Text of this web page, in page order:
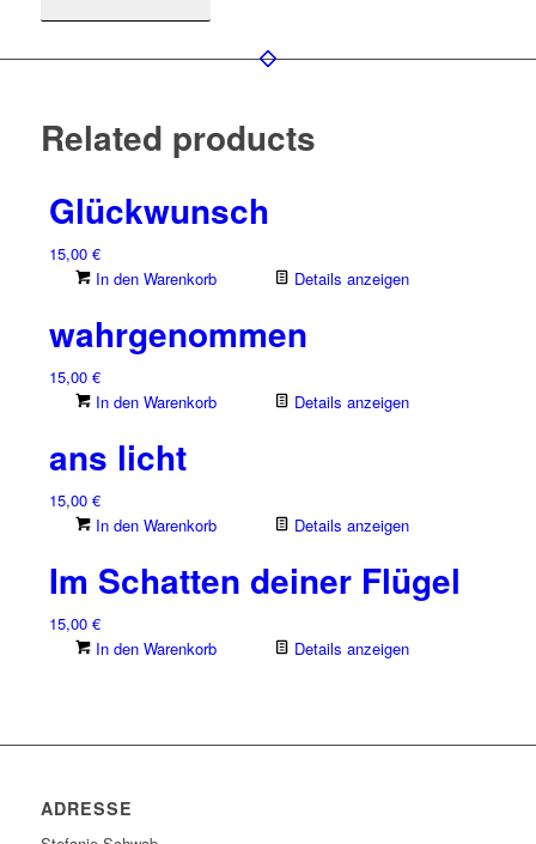
Related products
Glückwunsch
15,00 €
In den Warenkorb
Details anzeigen
wahrgenommen
15,00 €
In den Warenkorb
Details anzeigen
ans licht
15,00 €
In den Warenkorb
Details anzeigen
Im Schatten deiner Flügel
15,00 €
In den Warenkorb
Details anzeigen
ADRESSE